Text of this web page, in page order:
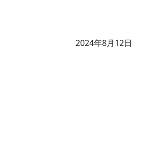
2024年8月12日